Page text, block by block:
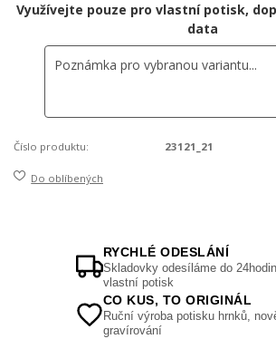
Využívejte pouze pro vlastní potisk,
data
Číslo produktu: 23121_21
Do oblíbených
RYCHLÉ ODESLÁNÍ
Skladovky odesíláme do
vlastní potisk
CO KUS, TO ORIGINÁL
Ruční výroba potisku hrnků,
gravírování